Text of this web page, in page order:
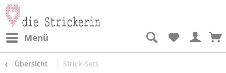
Menü
Übersicht Strick-Sets